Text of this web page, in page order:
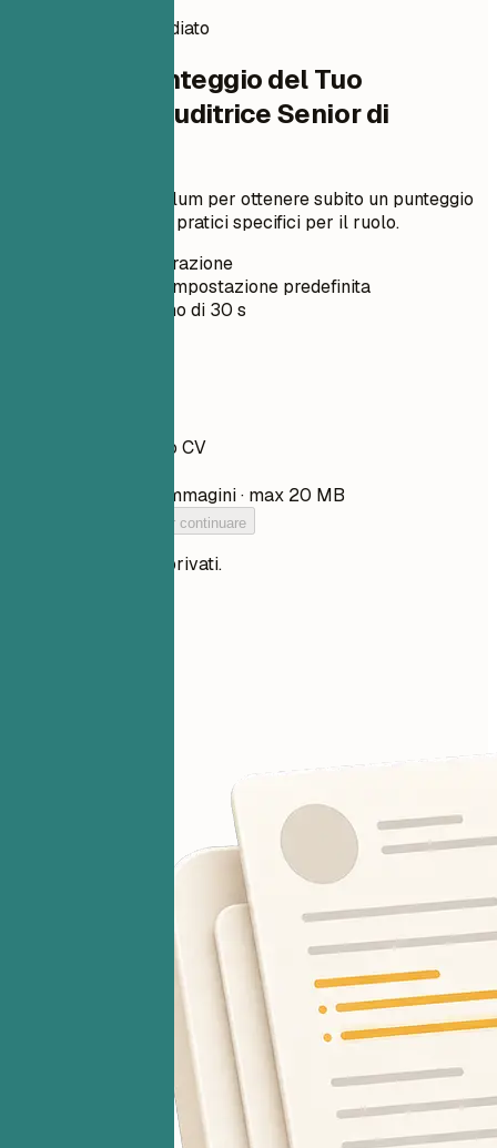
Punteggio CV immediato
Verifica il Punteggio del Tuo
Curriculum Auditrice Senior di
Carica il tuo curriculum per ottenere subito un punteggio
ATS e miglioramenti pratici specifici per il ruolo.
Senza registrazione
Privato per impostazione predefinita
Di solito meno di 30 s
Trascina qui il tuo CV
PDF, DOCX, TXT e immagini · max 20 MB
Aggiungi il tuo CV per continuare
I tuoi file restano privati.